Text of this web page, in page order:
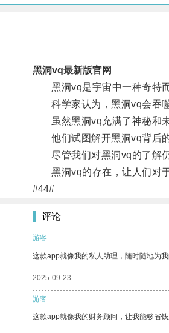
黑洞vq最新版官网
黑洞vq是宇宙中一种奇特而
科学家认为，黑洞vq会吞噬
虽然黑洞vq充满了神秘和未
他们试图解开黑洞vq背后的
尽管我们对黑洞vq的了解仍
黑洞vq的存在，让人们对于
#44#
评论
游客
这款app就像我的私人助理，随时随地为我
2025-09-23
游客
这款app就像我的财务顾问，让我能够省钱